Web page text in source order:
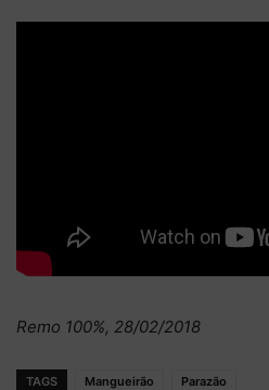
Remo 100%, 28/02/2018
TAGS Mangueirão Parazão